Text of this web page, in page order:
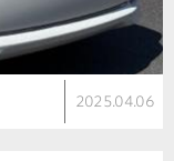
2025.04.06